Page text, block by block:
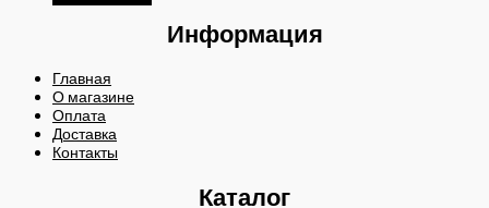
Информация
Главная
О магазине
Оплата
Доставка
Контакты
Каталог